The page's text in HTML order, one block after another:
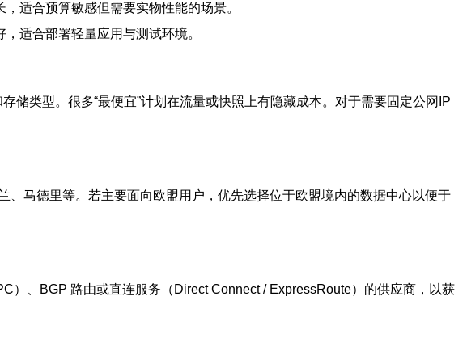
适合预算敏感但需要实物性能的场景。
适合部署轻量应用与测试环境。
储类型。很多“最便宜”计划在流量或快照上有隐藏成本。对于需要固定公网IP
马德里等。若主要面向欧盟用户，优先选择位于欧盟境内的数据中心以便于
）、BGP 路由或直连服务（Direct Connect / ExpressRoute）的供应商，以获